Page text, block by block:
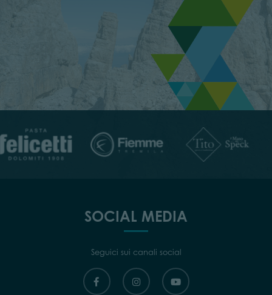
SOCIAL MEDIA
Seguici sui canali social